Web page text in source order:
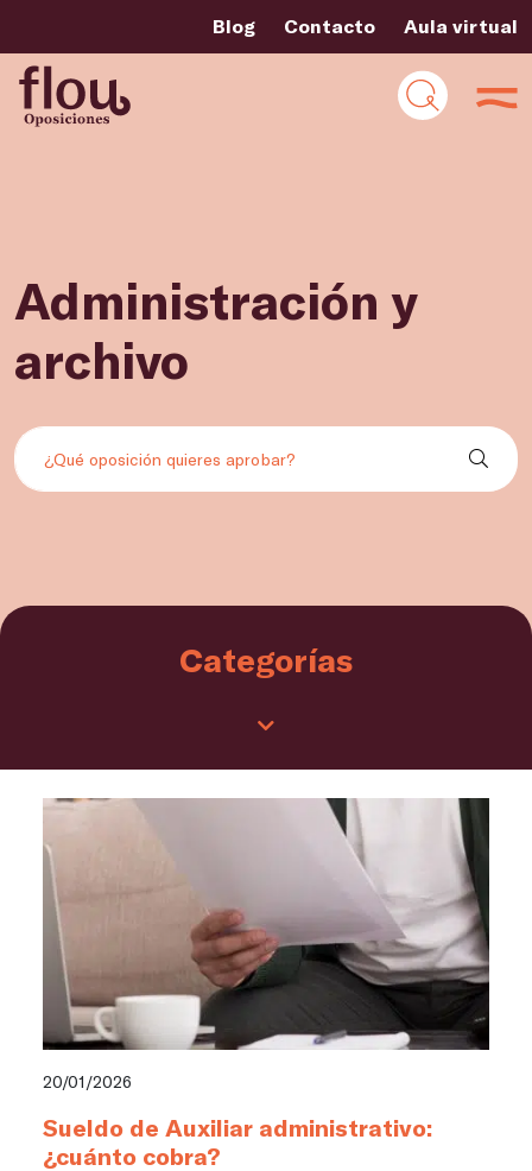
Blog Contacto Aula virtual
Administración y
archivo
Buscar
Categorías
20/01/2026
Sueldo de Auxiliar administrativo:
¿cuánto cobra?